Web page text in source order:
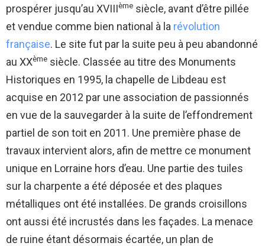
prospérer jusqu’au XVIIIème siècle, avant d’être pillée
et vendue comme bien national à la révolution
française. Le site fut par la suite peu à peu abandonné
au XXème siècle. Classée au titre des Monuments
Historiques en 1995, la chapelle de Libdeau est
acquise en 2012 par une association de passionnés
en vue de la sauvegarder à la suite de l’effondrement
partiel de son toit en 2011. Une première phase de
travaux intervient alors, afin de mettre ce monument
unique en Lorraine hors d’eau. Une partie des tuiles
sur la charpente a été déposée et des plaques
métalliques ont été installées. De grands croisillons
ont aussi été incrustés dans les façades. La menace
de ruine étant désormais écartée, un plan de